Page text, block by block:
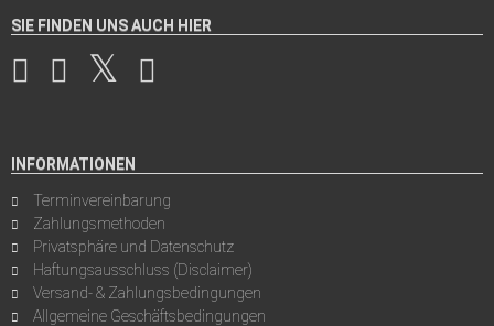
SIE FINDEN UNS AUCH HIER
INFORMATIONEN
Terminvereinbarung
Zahlungsmethoden
Privatsphäre und Datenschutz
Haftungsausschluss (Disclaimer)
Versand- & Zahlungsbedingungen
Allgemeine Geschäftsbedingungen